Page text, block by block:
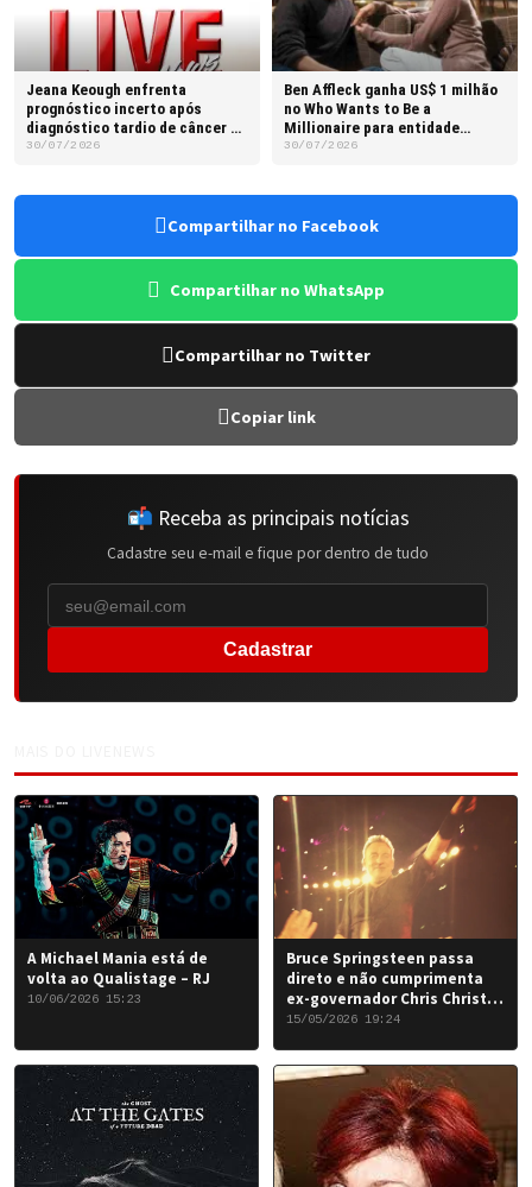
Jeana Keough enfrenta
prognóstico incerto após
diagnóstico tardio de câncer na
língua
30/07/2026
Ben Affleck ganha US$ 1 milhão
no Who Wants to Be a
Millionaire para entidade
beneficente
30/07/2026
Compartilhar no Facebook
Compartilhar no WhatsApp
Compartilhar no Twitter
Copiar link
📬 Receba as principais notícias
Cadastre seu e-mail e fique por dentro de tudo
Cadastrar
A Michael Mania está de
volta ao Qualistage – RJ
10/06/2026 15:23
Bruce Springsteen passa
direto e não cumprimenta
ex-governador Chris Christie
em Nova York
15/05/2026 19:24